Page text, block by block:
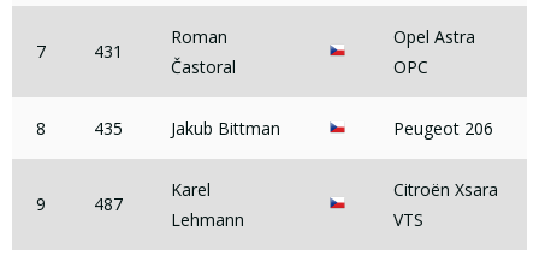
7 431
Roman
Častoral
Opel Astra
OPC
8 435 Jakub Bittman Peugeot 206
9 487
Karel
Lehmann
Citroën Xsara
VTS